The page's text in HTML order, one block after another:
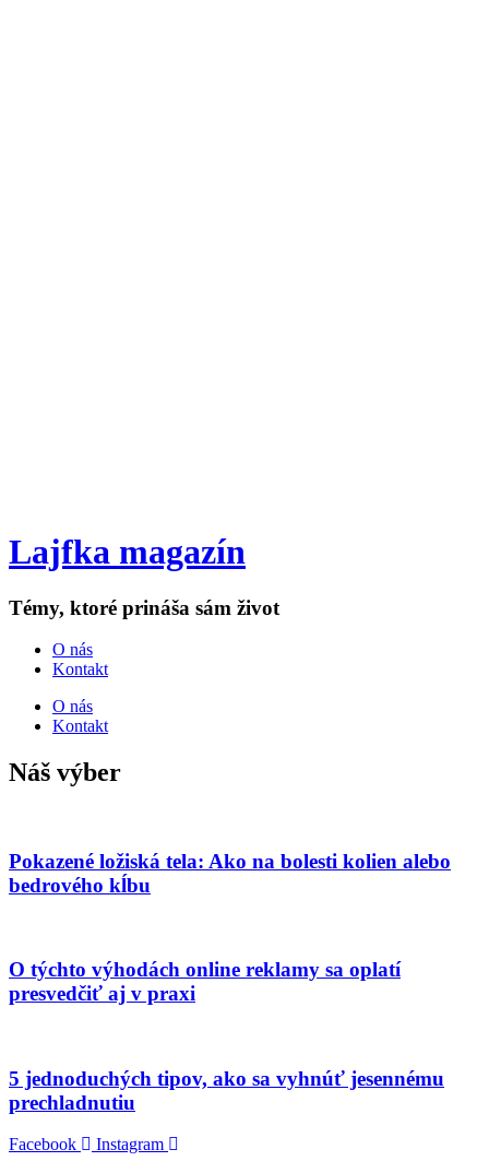
Lajfka magazín
Témy, ktoré prináša sám život
O nás
Kontakt
O nás
Kontakt
Náš výber
Pokazené ložiská tela: Ako na bolesti kolien alebo
bedrového kĺbu
O týchto výhodách online reklamy sa oplatí
presvedčiť aj v praxi
5 jednoduchých tipov, ako sa vyhnúť jesennému
prechladnutiu
Facebook Instagram